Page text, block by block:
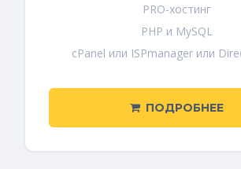
PRO-хостинг
PHP и MySQL
cPanel или ISPmanager или
ПОДРОБНЕЕ